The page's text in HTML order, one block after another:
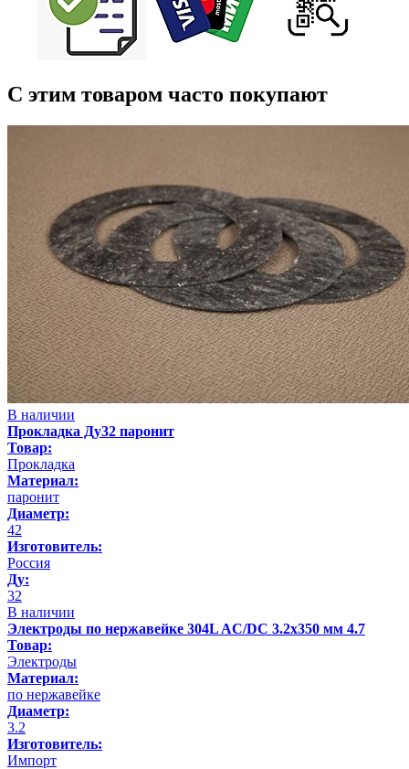
С этим товаром часто покупают
В наличии
Прокладка Ду32 паронит
Товар:
Прокладка
Материал:
паронит
Диаметр:
42
Изготовитель:
Россия
Ду:
32
В наличии
Электроды по нержавейке 304L AC/DC 3.2х350 мм 4.7
Товар:
Электроды
Материал:
по нержавейке
Диаметр:
3.2
Изготовитель:
Импорт